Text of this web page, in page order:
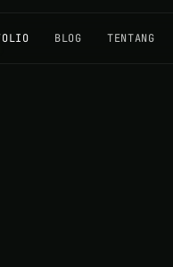
BLOG TENTANG